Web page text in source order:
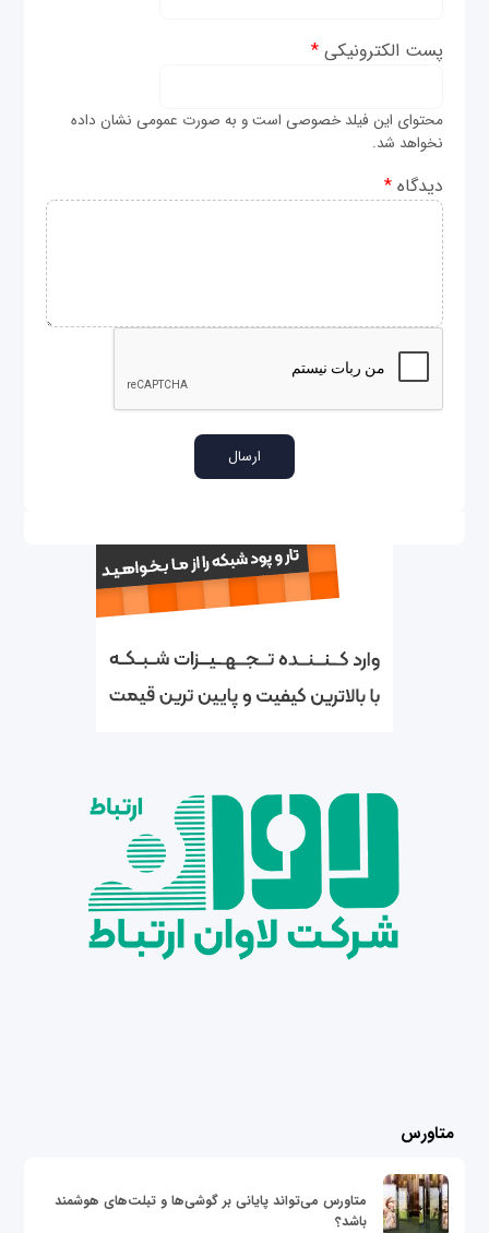
پست الکترونیکی*
محتوای این فیلد خصوصی است و به صورت عمومی نشان داده
نخواهد شد.
دیدگاه*
متاورس
متاورس می‌تواند پایانی بر گوشی‌ها و تبلت‌های هوشمند
باشد؟